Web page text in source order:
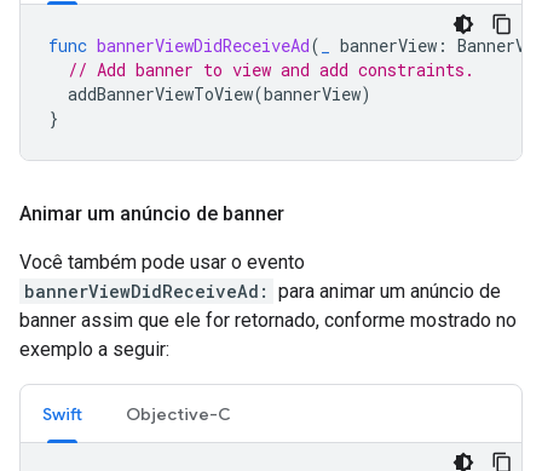
func bannerViewDidReceiveAd( bannerView :
// Add banner to view and add constraints.
addBannerViewToView(bannerView)
}
Animar um anúncio de banner
Você também pode usar o evento
bannerViewDidReceiveAd: para animar um anúncio de
banner assim que ele for retornado, conforme mostrado no
exemplo a seguir:
Swift Objective-C